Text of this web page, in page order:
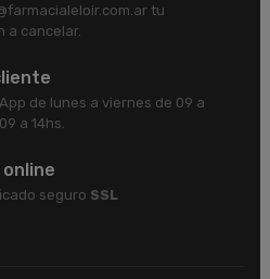
tu
a cancelar.
de lunes a viernes de 09 a
a 14hs.
seguro SSL